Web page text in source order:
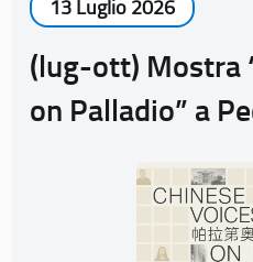
13 Luglio 2026
(lug-ott) Mostra
on Palladio” a